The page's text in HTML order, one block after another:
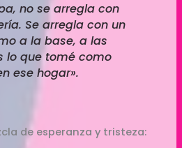
no se arregla con
Se arregla con un
a la base, a las
lo que tomé como
ese hogar».
de esperanza y tristeza: